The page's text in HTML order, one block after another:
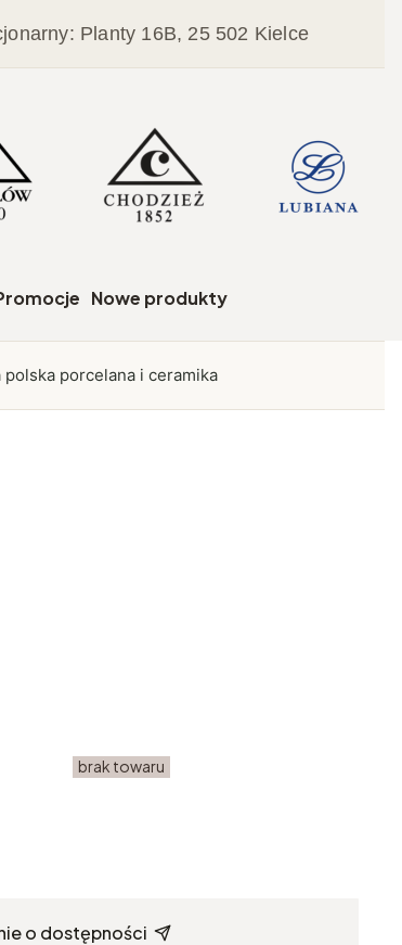
Planty 16B, 25 502 Kielce
Nowe produkty
polska porcelana i ceramika
brak towaru
o dostępności